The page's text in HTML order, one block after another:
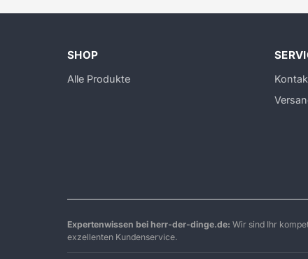
SHOP
Alle Produkte
Expertenwissen bei herr-der-dinge.de: Wir sind Ihr
exzellenten Kundenservice.